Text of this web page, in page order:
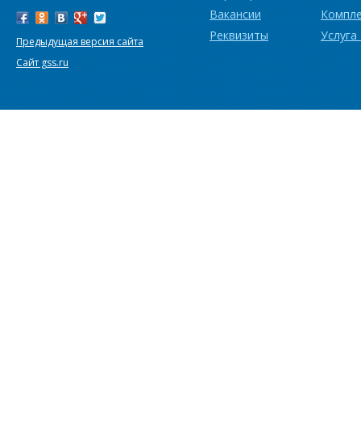
Предыдущая версия сайта
Сайт gss.ru
Вакансии
Реквизиты